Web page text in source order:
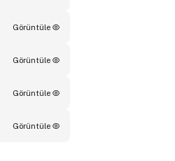
Görüntüle
Görüntüle
Görüntüle
Görüntüle